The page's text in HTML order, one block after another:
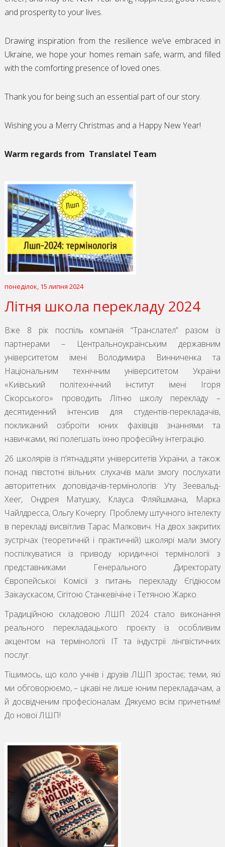
and prosperity to your lives.
Drawing inspiration from the resilience we’ve embraced in
Ukraine, we hope your homes remain safe, warm, and filled
with the comforting presence of loved ones.
Thank you for being such an essential part of our story.
Wishing you a Merry Christmas and a Happy New Year!
Warm regards from Translatel Team
понеділок, 15 липня 2024
Літня школа перекладу 2024
Вже 8 рік поспіль компанія “Транслател” разом із
партнерами – Центральноукраїнським державним
університетом імені Володимира Винниченка та
Національним технічним університетом України
«Київський політехнічний інститут імені Ігоря
Сікорського» проводить Літню школу перекладу –
десятиденний інтенсив для студентів-перекладачів,
покликаний озброїти юних фахівців знаннями та
навичками, які полегшать їхню професійну інтеграцію.
26 школярів із пʼятнадцяти університетів України, а також
понад півстотні вільних слухачів мали змогу послухати
авторитетних доповідачів-термінологів: Уту Зеевальд-
Хеег, Ондрея Матушку, Клауса Фляйшмана, Марка
Чайлдресса, Ольгу Кочергу. Проблему штучного інтелекту
в перекладі висвітлив Тарас Малкович. На двох закритих
зустрічах (теоретичній і практичній) школярі мали змогу
поспілкуватися із приводу юридичної термінології з
представниками Генерального Директорату
Європейської Комісії з питань перекладу Єгідіюсом
Заікаускасом, Сігітою Станкевічіне і Тетяною Жарко.
Традиційною складовою ЛШП 2024 стало виконання
реального перекладацького проєкту із особливим
акцентом на термінології IT та індустрії лінгвістичних
послуг.
Тішимось, що коло учнів і друзів ЛШП зростає; теми, які
ми обговорюємо, – цікаві не лише юним перекладачам, а
й досвідченим професіоналам. Дякуємо всім причетним!
До нової ЛШП!